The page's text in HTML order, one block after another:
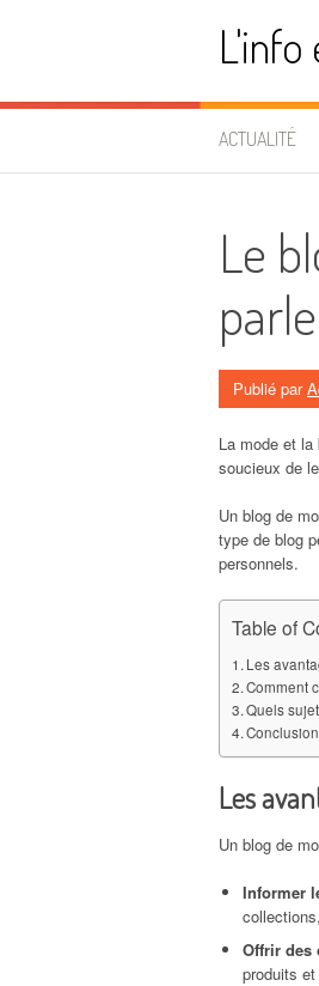
L'info
ACTUALITÉ
Le
Publié par
La mode et
soucieux de
Un blog de
type de blog
personnels.
Table of
Les
Comment
Quels
Conclusion
Les
Un blog de
Informer
Offrir des
produits